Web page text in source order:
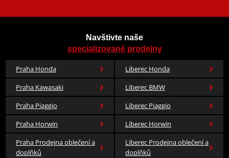
Navštivte naše
specializované prodejny
Praha Honda
Liberec Honda
Praha Kawasaki
Liberec BMW
Praha Piaggio
Liberec Piaggio
Praha Horwin
Liberec Horwin
Praha Prodejna oblečení a
doplňků
Liberec Prodejna oblečení a
doplňků